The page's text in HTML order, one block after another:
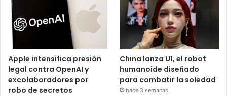
Apple intensifica presión
legal contra OpenAI y
excolaboradores por
robo de secretos
China lanza U1, el robot
humanoide diseñado
para combatir la soledad
hace 3 semanas